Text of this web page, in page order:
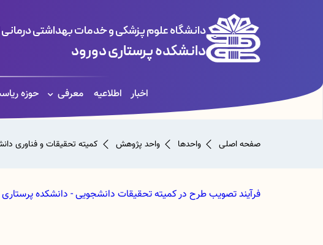
دانشگاه علوم پزشکی و خدمات بهداشتی درمانی
دانشکده پرستاری دورود
اخبار اطلاعیه معرفی حوزه
صفحه اصلی واحدها واحد پژوهش کمیته تحقیقات و فناوری
فرآیند تصویب طرح در کمیته تحقیقات دانشجویی - دانشکده